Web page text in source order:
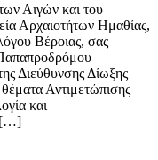
Αιγών και του
Αρχαιοτήτων Ημαθίας,
Βέροιας, σας
Διεύθυνσης Δίωξης
Αντιμετώπισης
και
[…]